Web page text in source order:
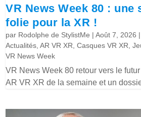
VR News Week 80 : une
folie pour la XR !
par Rodolphe de StylistMe |Août 7, 2026
Actualités,AR VR XR,Casques VR XR,
VR News Week
VR News Week 80 retour vers le
AR VR XR de la semaine et un